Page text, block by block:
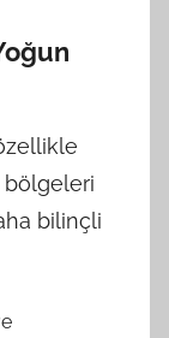
bölgeleri
bilinçli